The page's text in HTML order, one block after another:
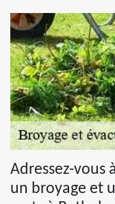
Adressez-vous
un broyage et